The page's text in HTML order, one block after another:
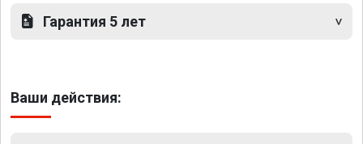
Гарантия 5 лет
Ваши действия: